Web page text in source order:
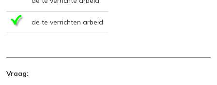
de te verrichten arbeid
Vraag: